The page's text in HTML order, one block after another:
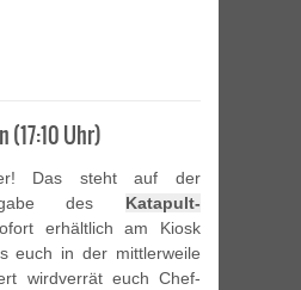
(17:10 Uhr)
Das steht auf der
des Katapult-
erhältlich am Kiosk
euch in der mittlerweile
wirdverrät euch Chef-